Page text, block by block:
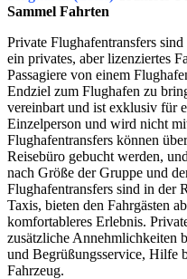
Sammel Fahrten
Private Flughafentransfers
ein privates, aber lizenziertes
Passagiere von einem
Endziel zum Flughafen zu
vereinbart und ist exklusiv für
Einzelperson und wird nicht
Flughafentransfers können
Reisebüro gebucht werden,
nach Größe der Gruppe und
Flughafentransfers sind in der
Taxis, bieten den Fahrgästen
komfortableres Erlebnis.
zusätzliche Annehmlichkeiten
und Begrüßungsservice, Hilfe
Fahrzeug.